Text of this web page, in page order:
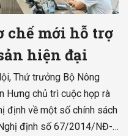
chế mới hỗ trợ
hiện đại
Thứ trưởng Bộ Nông
Hưng chủ trì cuộc họp rà
định về một số chính sách
định số 67/2014/NĐ-